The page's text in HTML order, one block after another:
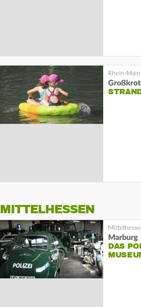
MITTELHESSEN
Marburg
DAS